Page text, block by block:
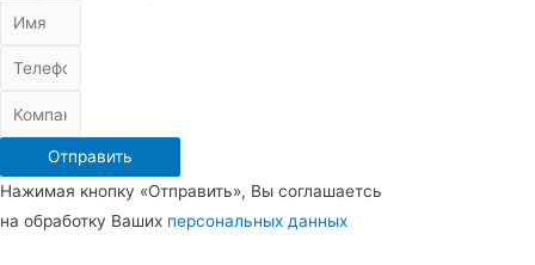
Отправить
Нажимая кнопку «Отправить», Вы соглашаетсь
на обработку Ваших персональных данных